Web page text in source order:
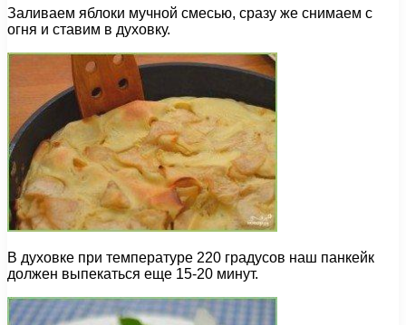
Заливаем яблоки мучной смесью, сразу же снимаем с
огня и ставим в духовку.
В духовке при температуре 220 градусов наш панкейк
должен выпекаться еще 15-20 минут.